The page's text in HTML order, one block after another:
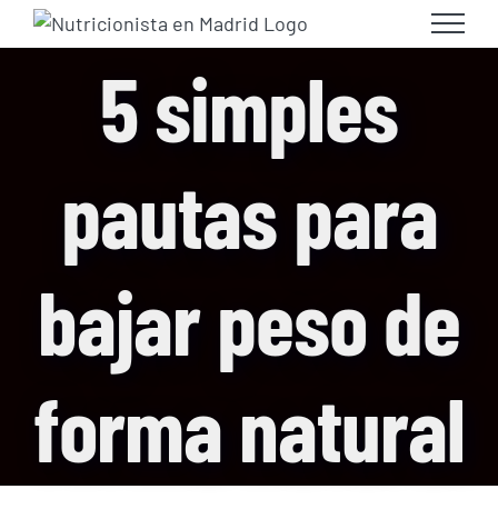
Skip
to
5 simples
pautas para
bajar peso de
forma natural